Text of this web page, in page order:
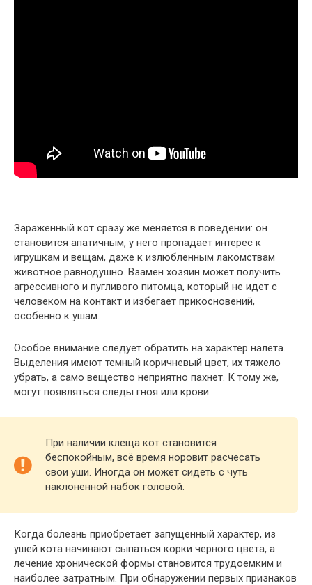
Зараженный кот сразу же меняется в поведении: он
становится апатичным, у него пропадает интерес к
игрушкам и вещам, даже к излюбленным лакомствам
животное равнодушно. Взамен хозяин может получить
агрессивного и пугливого питомца, который не идет с
человеком на контакт и избегает прикосновений,
особенно к ушам.
Особое внимание следует обратить на характер налета.
Выделения имеют темный коричневый цвет, их тяжело
убрать, а само вещество неприятно пахнет. К тому же,
могут появляться следы гноя или крови.
При наличии клеща кот становится
беспокойным, всё время норовит расчесать
свои уши. Иногда он может сидеть с чуть
наклоненной набок головой.
Когда болезнь приобретает запущенный характер, из
ушей кота начинают сыпаться корки черного цвета, а
лечение хронической формы становится трудоемким и
наиболее затратным. При обнаружении первых признаков